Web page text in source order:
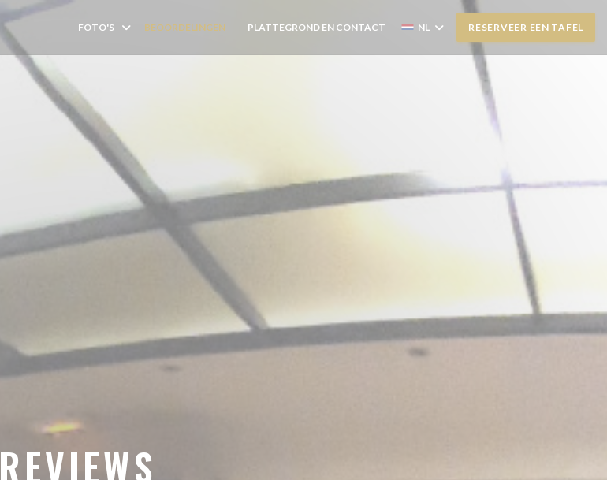
FOTO'S BEOORDELINGEN ((OPENT IN EEN NIEUW VENSTER))
PLATTEGROND EN CONTACT NL RESERVEER EEN TAFEL
REVIEWS